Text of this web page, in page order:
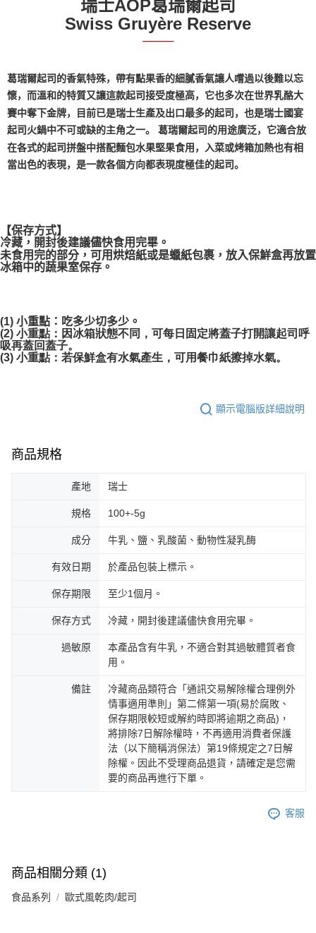
※ 請注意：結帳手續完成當下不需立刻繳費，但若您需要取消訂單，請聯絡
購買商品的店家。未經商家同意取消之訂單仍視為有效，需透過AFTEE先享
客戶支援中心」 https://netprotections.freshdesk.com/support/home
【注意事項】
１．透過由恩沛科技股份有限公司提供之「AFTEE先享後付」服務完成之交
易，需依本服務之必要範圍內提供個人資料，並將交易相關給付款項請求債
權轉讓予恩沛科技股份有限公司。
２．關於個人資料處理事宜，請瀏覽以下網址：
https://aftee.tw/terms/#terms3
時審查核予不同之上限額度；若仍有額度不足之情形，本公司將視審查結果
請求用戶進行身份認證。
５．嚴禁一人註冊多個帳號或使用他人資訊註冊。若發現惡意使用之情形，
恩沛科技股份有限公司將有權停止該用戶之使用額度並採取法律行動。
瑞士AOP葛瑞爾起司
Swiss Gruyère Reserve
────
葛瑞爾起司的香氣特殊，帶有點果香的細膩香氣讓人嚐過以後難以忘
懷，而溫和的特質又讓這款起司接受度極高，它也多次在世界乳酪大
賽中奪下金牌，目前已是瑞士生產及出口最多的起司，也是瑞士國宴
起司火鍋中不可或缺的主角之一。
葛瑞爾起司的用途廣泛，它適合放
在各式的起司拼盤中搭配麵包水果堅果食用，入菜或烤箱加熱也有相
當出色的表現，是一款各個方向都表現度極佳的起司。
【保存方式】
冷藏，開封後建議儘快食用完畢 。
未食用完的部分，可用烘焙紙或是蠟紙包裹，放入保鮮盒再放置
冰箱中的蔬果室保存。
(1) 小重點：吃多少切多少。
(2) 小重點：因冰箱狀態不同，可每日固定將蓋子打開讓起司呼
吸再蓋回蓋子。
(3) 小重點：若保鮮盒有水氣產生，可用餐巾紙擦掉水氣。
顯示電腦版詳細說明
商品規格
產地 瑞士
規格 100+-5g
成分 牛乳、鹽、乳酸菌、動物性凝乳酶
有效日期 於產品包裝上標示。
保存期限 至少1個月。
保存方式 冷藏，開封後建議儘快食用完畢。
過敏原
本產品含有牛乳，不適合對其過敏體質者食
用。
備註
冷藏商品類符合「通訊交易解除權合理例外
情事適用準則」第二條第一項(易於腐敗、
保存期限較短或解約時即將逾期之商品)，
將排除7日解除權時，不再適用消費者保護
法（以下簡稱消保法）第19條規定之7日解
除權。因此不受理商品退貨，請確定是您需
要的商品再進行下單。
客服
商品相關分類 (1)
食品系列 歐式風乾肉/起司